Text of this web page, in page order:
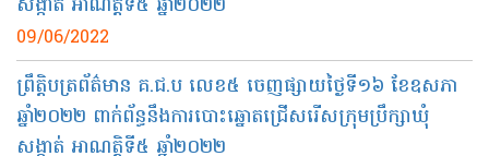
សង្កាត់ អាណត្តិទី៥ ឆ្នាំ២០២២
09/06/2022
ព្រឹត្តិបត្រព័ត៌មាន គ.ជ.ប លេខ៥ ចេញផ្សាយថ្ងៃទី១៦ ខែឧសភា
ឆ្នាំ២០២២ ពាក់ព័ន្ធនឹងការបោះឆ្នោតជ្រើសរើសក្រុមប្រឹក្សាឃុំ
សង្កាត់ អាណត្តិទី៥ ឆ្នាំ២០២២